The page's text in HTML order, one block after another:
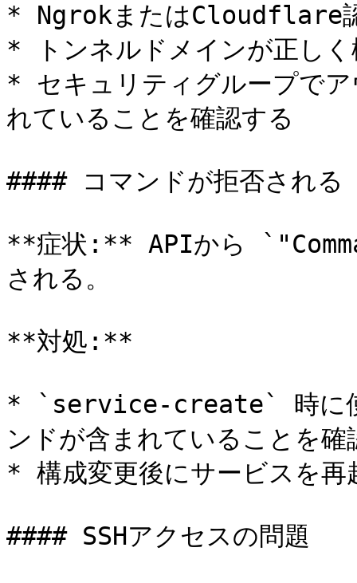
* NgrokまたはCloudflare認
* トンネルドメインが正し
* セキュリティグループで
れていることを確認する
#### コマンドが拒否される
**症状:** APIから
される。
**対処:**
* `service-create` 時に
ンドが含まれていることを確
* 構成変更後にサービスを再
#### SSHアクセスの問題